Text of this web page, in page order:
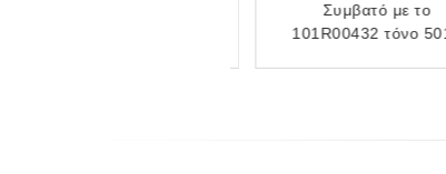
Συμβατό με το
101R00432 τόνο 5016